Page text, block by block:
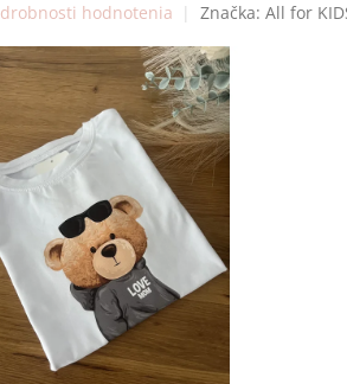
hodnotenia Značka: All for